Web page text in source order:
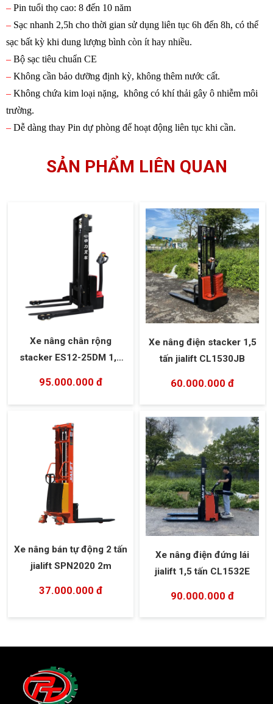
– Pin tuổi thọ cao: 8 đến 10 năm
– Sạc nhanh 2,5h cho thời gian sử dụng liên tục 6h đến 8h, có thể
sạc bất kỳ khi dung lượng bình còn ít hay nhiều.
– Bộ sạc tiêu chuẩn CE
– Không cần bảo dưỡng định kỳ, không thêm nước cất.
– Không chứa kim loại nặng, không có khí thải gây ô nhiễm môi
trường.
– Dễ dàng thay Pin dự phòng để hoạt động liên tục khi cần.
SẢN PHẨM LIÊN QUAN
Xe nâng chân rộng
stacker ES12-25DM 1,2
95.000.000 đ
Xe nâng điện stacker 1,5
tấn jialift CL1530JB
60.000.000 đ
Xe nâng bán tự động 2 tấn
jialift SPN2020 2m
37.000.000 đ
Xe nâng điện đứng lái
jialift 1,5 tấn CL1532E
90.000.000 đ